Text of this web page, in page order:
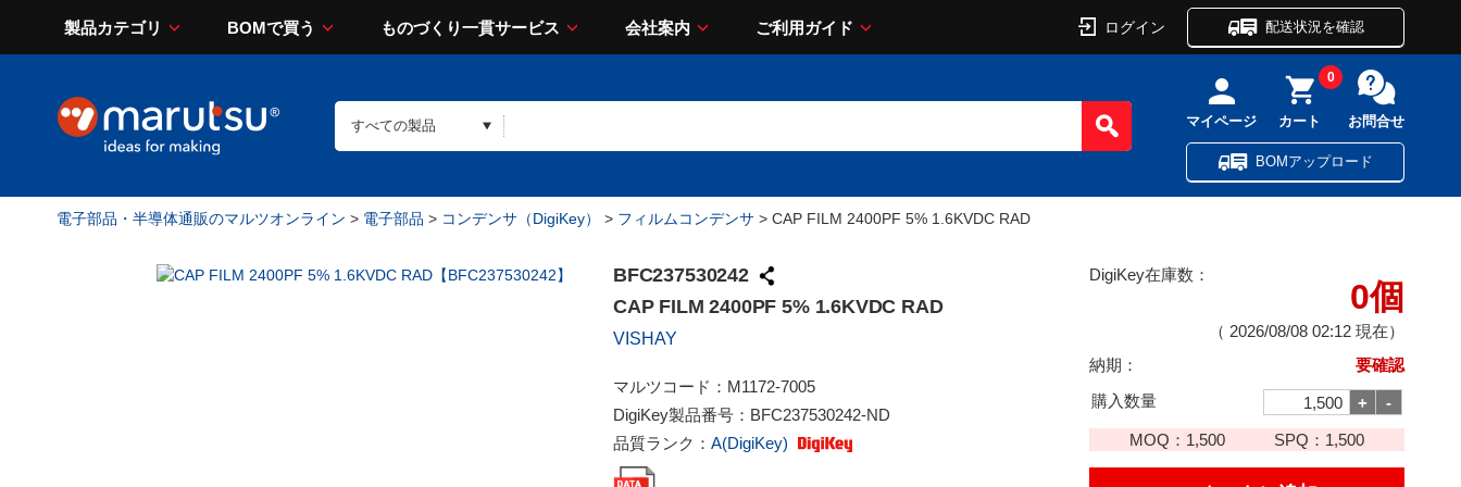
製品カテゴリ BOMで買う ものづくり一貫サービス 会社案内 ご利用ガイド ログイン 配送状況を確認
マイページ カート
0
お問合せ
BOMアップロード
電子部品・半導体通販のマルツオンライン > 電子部品 > コンデンサ（DigiKey） > フィルムコンデンサ > CAP FILM 2400PF 5% 1.6KVDC RAD
BFC237530242
CAP FILM 2400PF 5% 1.6KVDC RAD
VISHAY
マルツコード： M1172-7005
DigiKey製品番号： BFC237530242-ND
品質ランク： A(DigiKey)
DigiKey在庫数：
0個
（ 2026/08/08 02:12 現在）
納期：
要確認
購入数量
MOQ： 1,500 SPQ： 1,500